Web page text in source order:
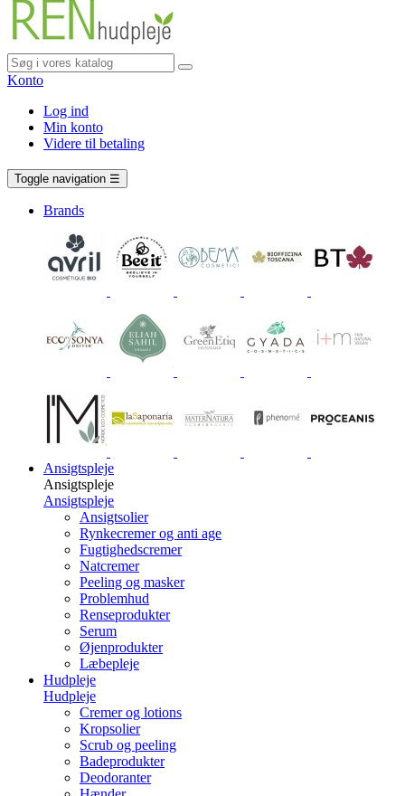
Konto
Log ind
Min konto
Videre til betaling
Vogn 0 vare
Toggle navigation ☰
Brands
Ansigtspleje
Ansigtspleje
Ansigtspleje
Ansigtsolier
Rynkecremer og anti age
Fugtighedscremer
Natcremer
Peeling og masker
Problemhud
Renseprodukter
Serum
Øjenprodukter
Læbepleje
Hudpleje
Hudpleje
Cremer og lotions
Kropsolier
Scrub og peeling
Badeprodukter
Deodoranter